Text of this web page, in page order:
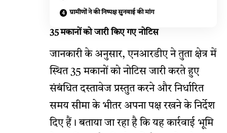
ग्रामीणों ने की निष्पक्ष सुनवाई की मांग
35 मकानों को जारी किए गए नोटिस
जानकारी के अनुसार, एनआरडीए ने तुता क्षेत्र में
स्थित 35 मकानों को नोटिस जारी करते हुए
संबंधित दस्तावेज प्रस्तुत करने और निर्धारित
समय सीमा के भीतर अपना पक्ष रखने के निर्देश
दिए हैं। बताया जा रहा है कि यह कार्रवाई भूमि